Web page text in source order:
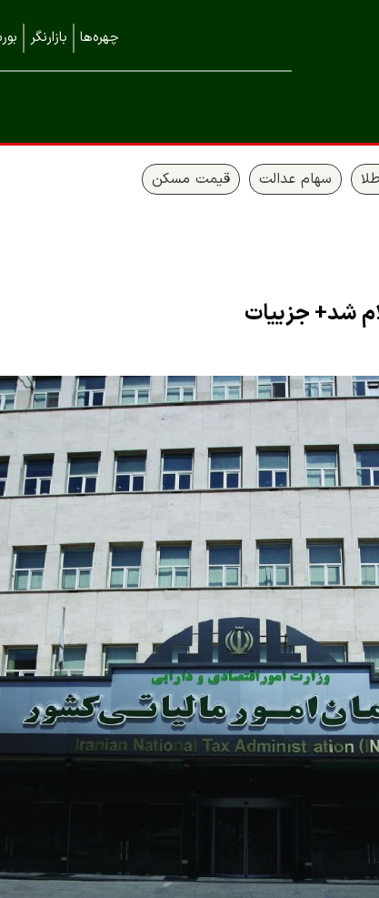
چهره‌ها بازارنگر
سهام عدالت قیمت مسکن
شد+ جزییات